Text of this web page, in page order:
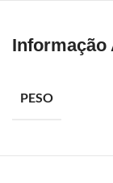
Informação
PESO